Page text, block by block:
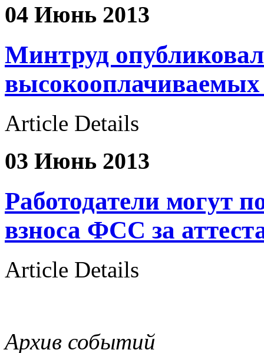
04 Июнь 2013
Минтруд
Article Details
03 Июнь 2013
Работодатели могут
взноса ФСС за
Article Details
Архив событий